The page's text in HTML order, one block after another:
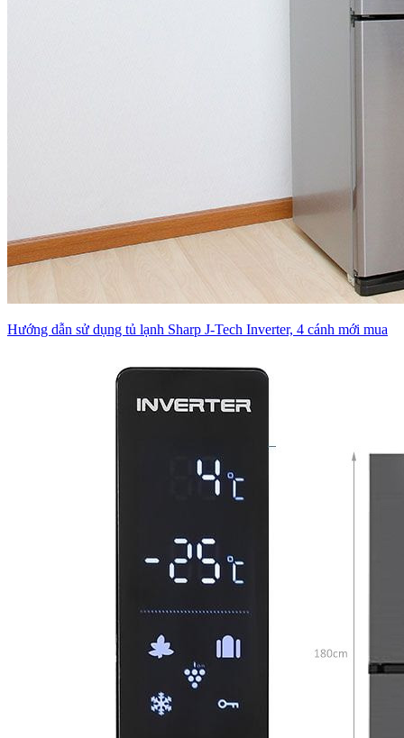
Hướng dẫn sử dụng tủ lạnh Sharp J-Tech Inverter, 4 cánh mới mua